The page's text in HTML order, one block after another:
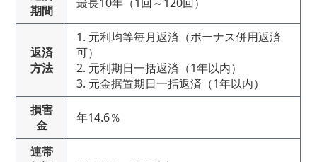
期間
返済
方法
1. 元利均等毎月返済（ボーナス併用返済
可）
2. 元利期日一括返済（1年以内）
3. 元金据置期日一括返済（1年以内）
損害
金
年14.6％
連帯